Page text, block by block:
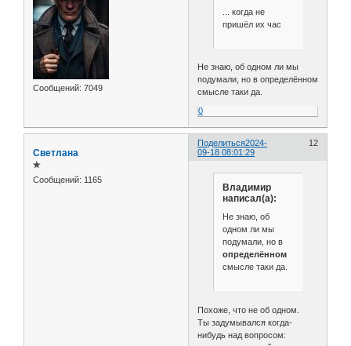
Сообщений: 7049
... когда не
пришёл их час
Не знаю, об одном ли мы
подумали, но в определённом
смысле таки да.
0
Поделиться 12
2024-
09-18 08:01:29
Светлана
✯
Сообщений: 1165
Владимир
написал(а):
Не знаю, об
одном ли мы
подумали, но в
определённом
смысле таки да.
Похоже, что не об одном.
Ты задумывался когда-
нибудь над вопросом: